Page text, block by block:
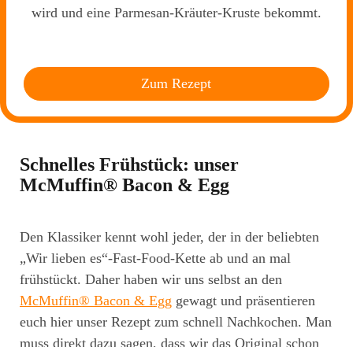
wird und eine Parmesan-Kräuter-Kruste bekommt.
Zum Rezept
Schnelles Frühstück: unser
McMuffin® Bacon & Egg
Den Klassiker kennt wohl jeder, der in der beliebten
„Wir lieben es“-Fast-Food-Kette ab und an mal
frühstückt. Daher haben wir uns selbst an den
McMuffin® Bacon & Egg gewagt und präsentieren
euch hier unser Rezept zum schnell Nachkochen. Man
muss direkt dazu sagen, dass wir das Original schon